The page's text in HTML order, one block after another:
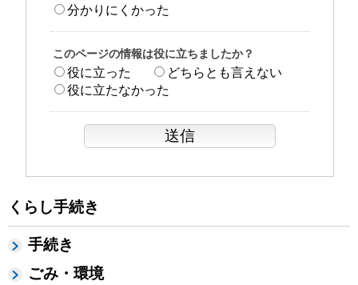
くらし手続き
手続き
ごみ・環境
分かりにくかった
このページの情報は役に立ちましたか？
役に立った
どちらとも言えない
役に立たなかった